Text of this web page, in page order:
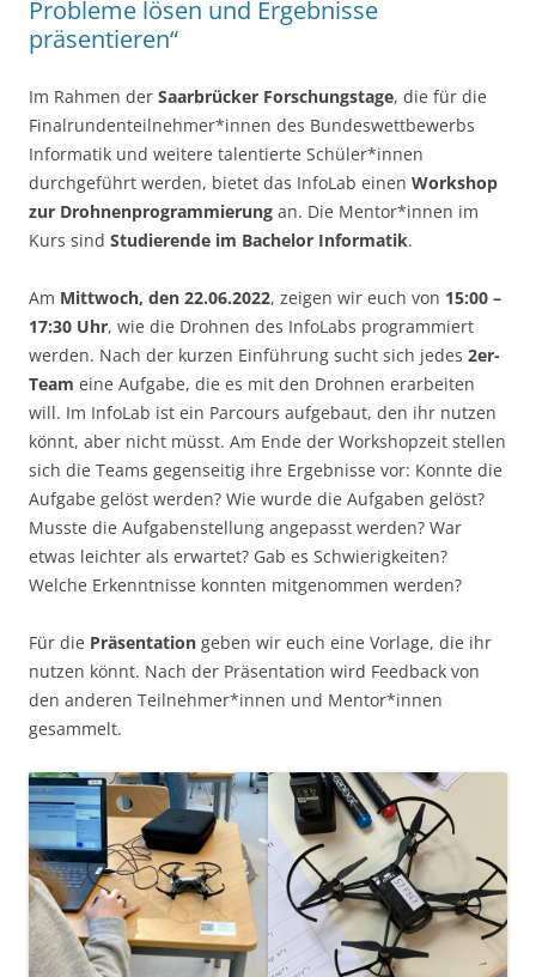
Probleme lösen und Ergebnisse
präsentieren“
Im Rahmen der Saarbrücker Forschungstage, die für die
Finalrundenteilnehmer*innen des Bundeswettbewerbs
Informatik und weitere talentierte Schüler*innen
durchgeführt werden, bietet das InfoLab einen Workshop
zur Drohnenprogrammierung an. Die Mentor*innen im
Kurs sind Studierende im Bachelor Informatik.
Am Mittwoch, den 22.06.2022, zeigen wir euch von 15:00 –
17:30 Uhr, wie die Drohnen des InfoLabs programmiert
werden. Nach der kurzen Einführung sucht sich jedes 2er-
Team eine Aufgabe, die es mit den Drohnen erarbeiten
will. Im InfoLab ist ein Parcours aufgebaut, den ihr nutzen
könnt, aber nicht müsst. Am Ende der Workshopzeit stellen
sich die Teams gegenseitig ihre Ergebnisse vor: Konnte die
Aufgabe gelöst werden? Wie wurde die Aufgaben gelöst?
Musste die Aufgabenstellung angepasst werden? War
etwas leichter als erwartet? Gab es Schwierigkeiten?
Welche Erkenntnisse konnten mitgenommen werden?
Für die Präsentation geben wir euch eine Vorlage, die ihr
nutzen könnt. Nach der Präsentation wird Feedback von
den anderen Teilnehmer*innen und Mentor*innen
gesammelt.